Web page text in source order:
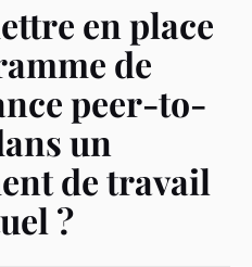
en place
de
peer-to-
un
de travail
?